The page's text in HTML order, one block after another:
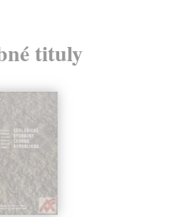
tituly